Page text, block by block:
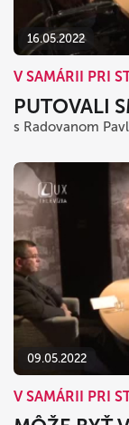
16.05.2022
V SAMÁRII PRI
PUTOVALI
s Radovanom
09.05.2022
V SAMÁRII PRI